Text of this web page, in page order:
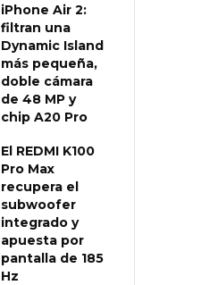
iPhone Air 2:
filtran una
Dynamic Island
más pequeña,
doble cámara
de 48 MP y
chip A20 Pro
El REDMI K100
Pro Max
recupera el
subwoofer
integrado y
apuesta por
pantalla de 185
Hz